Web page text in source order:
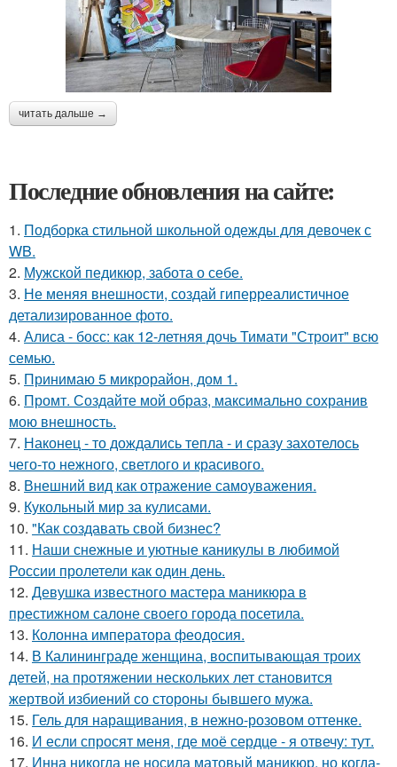
читать дальше →
Последние обновления на сайте:
1. Подборка стильной школьной одежды для девочек с
WB.
2. Мужской педикюр, забота о себе.
3. Не меняя внешности, создай гиперреалистичное
детализированное фото.
4. Алиса - босс: как 12-летняя дочь Тимати "Строит" всю
семью.
5. Принимаю 5 микрорайон, дом 1.
6. Промт. Создайте мой образ, максимально сохранив
мою внешность.
7. Наконец - то дождались тепла - и сразу захотелось
чего-то нежного, светлого и красивого.
8. Внешний вид как отражение самоуважения.
9. Кукольный мир за кулисами.
10. "Как создавать свой бизнес?
11. Наши снежные и уютные каникулы в любимой
России пролетели как один день.
12. Девушка известного мастера маникюра в
престижном салоне своего города посетила.
13. Колонна императора феодосия.
14. В Калининграде женщина, воспитывающая троих
детей, на протяжении нескольких лет становится
жертвой избиений со стороны бывшего мужа.
15. Гель для наращивания, в нежно-розовом оттенке.
16. И если спросят меня, где моё сердце - я отвечу: тут.
17. Инна никогда не носила матовый маникюр, но когда-